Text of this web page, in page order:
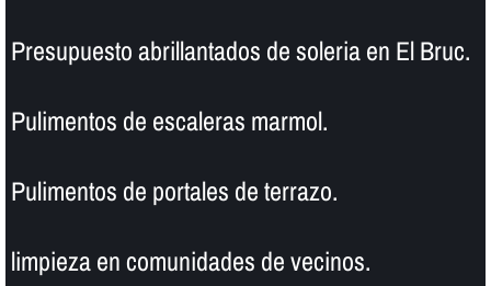
Presupuesto abrillantados de soleria en El Bruc.
Pulimentos de escaleras marmol.
Pulimentos de portales de terrazo.
limpieza en comunidades de vecinos.